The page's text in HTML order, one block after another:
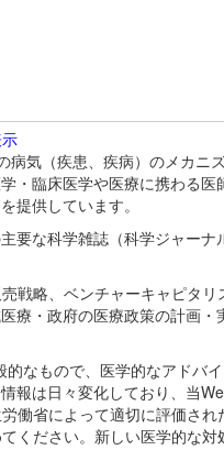
気（疾患、疾病）のメカニ
臨床医学や医療に携わる医
提供しています。
要な科学雑誌（科学ジャー
略、ベンチャーキャピタリ
療・政府の医療政策の計画・
なもので、医学的なアドバ
報は日々変化しており、当
働省によって適切に評価さ
ください。新しい医学的な